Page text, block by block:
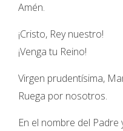
Amén.
¡Cristo, Rey nuestro!
¡Venga tu Reino!
Virgen prudentísima,
Ruega por nosotros.
En el nombre del Padre